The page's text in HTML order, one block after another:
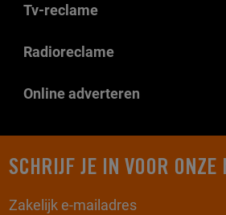
Tv-reclame
Radioreclame
Online adverteren
SCHRIJF JE IN VOOR ONZE
Zakelijk e-mailadres